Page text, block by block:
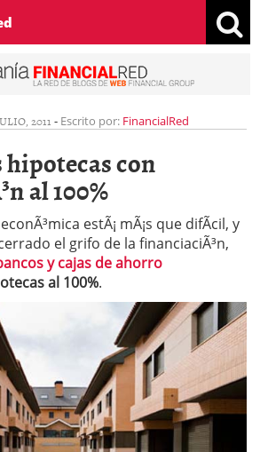
2011 - Escrito por: FinancialRed
hipotecas con
al 100%
estÃ¡ mÃ¡s que difÃ­cil, y
el grifo de la financiaciÃ³n,
y cajas de ahorro
al 100%.